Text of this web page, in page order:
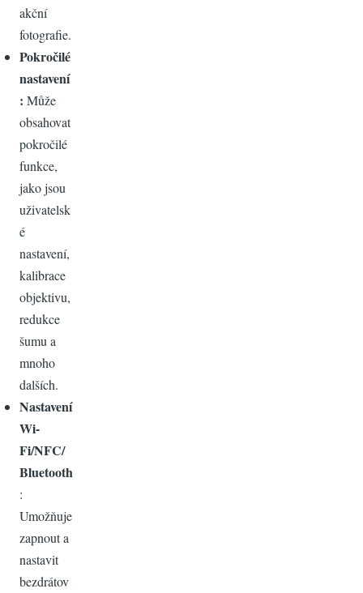
akční
fotografie.
Pokročilé
nastavení
: Může
obsahovat
pokročilé
funkce,
jako jsou
uživatelsk
é
nastavení,
kalibrace
objektivu,
redukce
šumu a
mnoho
dalších.
Nastavení
Wi-
Fi/NFC/
Bluetooth
:
Umožňuje
zapnout a
nastavit
bezdrátov